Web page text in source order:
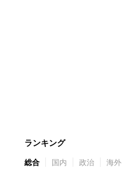
ランキング
総合 国内 政治 海外